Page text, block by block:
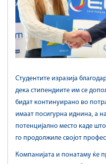
Студентите изразија
дека стипендиите им се
бидат континуирано во
имаат посигурна иднина, а
потенцијално место каде
го продолжиле својот
Компанијата и понатаму ќе